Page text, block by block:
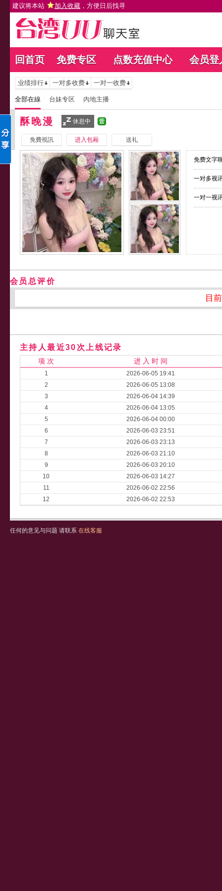
建议将本站 加入收藏 ，方便日后找寻
回首页 免费专区 点数充值中心 会员登
业绩排行 一对多收费 一对一收费
全部在線 台妹专区 內地主播
酥晚漫 休息中
免費視訊 进入包厢 送礼
免费文字
一对多视
一对一视
会员总评价
目
主持人最近30次上线记录
项 次 进 入 时 间
1
2026-06-05 19:41
2
2026-06-05 13:08
3
2026-06-04 14:39
4
2026-06-04 13:05
5
2026-06-04 00:00
6
2026-06-03 23:51
7
2026-06-03 23:13
8
2026-06-03 21:10
9
2026-06-03 20:10
10
2026-06-03 14:27
11
2026-06-02 22:56
12
2026-06-02 22:53
任何的意见与问题 请联系 在线客服